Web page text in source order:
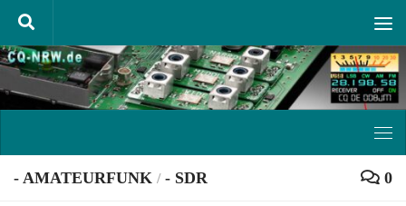
Unter dem Inhalt
- AMATEURFUNK / - SDR 0